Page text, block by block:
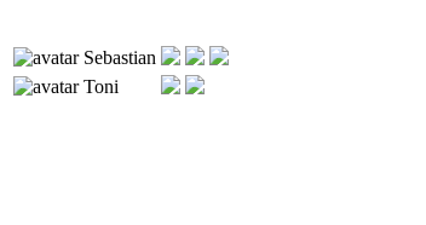
Sebastian
Toni